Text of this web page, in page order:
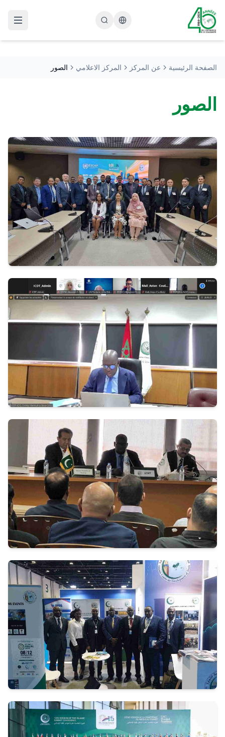
Changer la langue
الصفحة الرئيسية عن المركز المركز الاعلامي الصور
الصور